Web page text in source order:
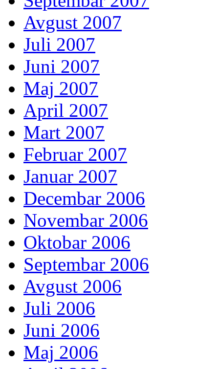
Avgust 2007
Juli 2007
Juni 2007
Maj 2007
April 2007
Mart 2007
Februar 2007
Januar 2007
Decembar 2006
Novembar 2006
Oktobar 2006
Septembar 2006
Avgust 2006
Juli 2006
Juni 2006
Maj 2006